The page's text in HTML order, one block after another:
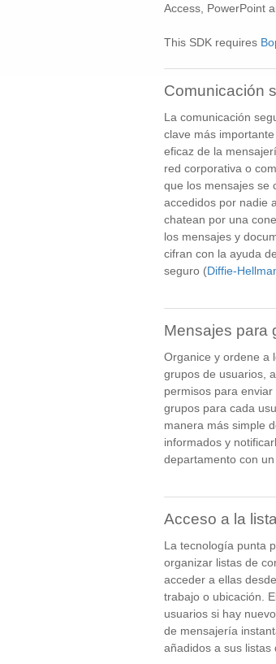
Access, PowerPoint
This SDK requires
Comunicación
La comunicación
clave más
eficaz de la
red corporativa o
que los mensajes se
accedidos por nadie
chatean por una
los mensajes y
cifran con la ayuda
seguro (Diffie-
Mensajes para
Organice y ordene a
grupos de usuarios,
permisos para
grupos para cada
manera más simple
informados y
departamento con un
Acceso a la
La tecnología punta
organizar listas de
acceder a ellas
trabajo o ubicación.
usuarios si hay
de mensajería
añadidos a sus listas